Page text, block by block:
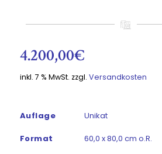
4.200,00€
inkl. 7 % MwSt. zzgl. Versandkosten
Auflage Unikat
Format 60,0 x 80,0 cm o.R.